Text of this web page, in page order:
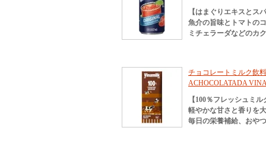
【はまぐりエキスとス
魚介の旨味とトマトの
ミチェラーダなどのカ
チョコレートミルク飲
ACHOCOLATADA
【100％フレッシュミ
軽やかな甘さと香りを
毎日の栄養補給、おや